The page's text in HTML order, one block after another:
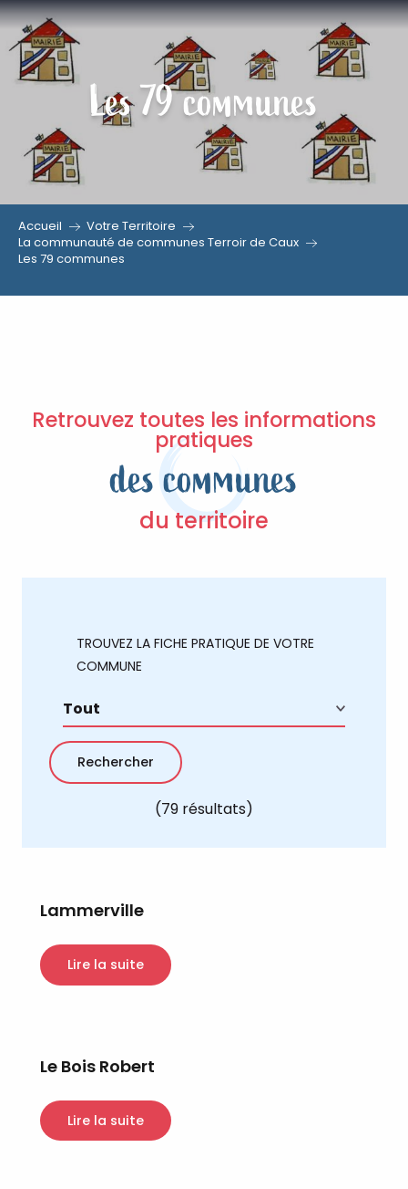
Aller
contenu
Les 79 communes
Accueil
Votre Territoire
La communauté de communes Terroir de Caux
Les 79 communes
Retrouvez toutes les informations
pratiques
des communes
du territoire
TROUVEZ LA FICHE PRATIQUE DE VOTRE
COMMUNE
(79 résultats)
Lammerville
Lire la suite
Le Bois Robert
Lire la suite